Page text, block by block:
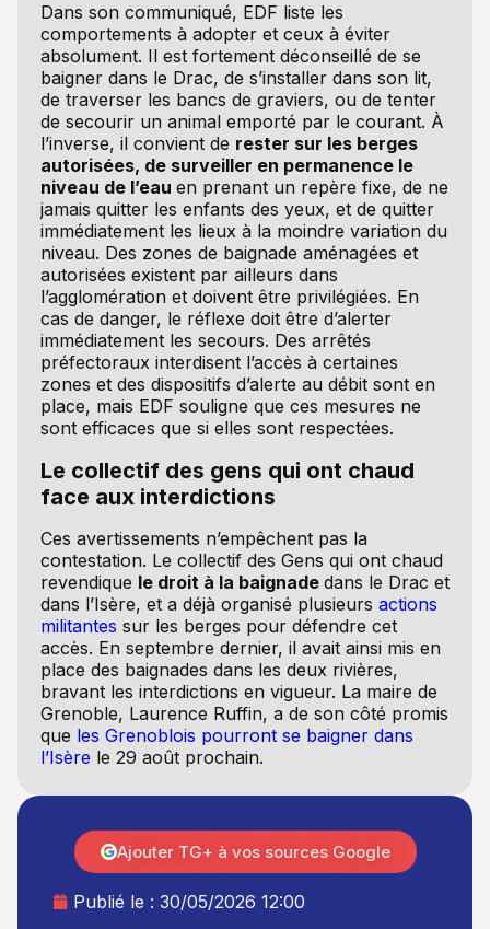
Dans son communiqué, EDF liste les
comportements à adopter et ceux à éviter
absolument. Il est fortement déconseillé de se
baigner dans le Drac, de s’installer dans son lit,
de traverser les bancs de graviers, ou de tenter
de secourir un animal emporté par le courant. À
l’inverse, il convient de rester sur les berges
autorisées, de surveiller en permanence le
niveau de l’eau en prenant un repère fixe, de ne
jamais quitter les enfants des yeux, et de quitter
immédiatement les lieux à la moindre variation du
niveau. Des zones de baignade aménagées et
autorisées existent par ailleurs dans
l’agglomération et doivent être privilégiées. En
cas de danger, le réflexe doit être d’alerter
immédiatement les secours. Des arrêtés
préfectoraux interdisent l’accès à certaines
zones et des dispositifs d’alerte au débit sont en
place, mais EDF souligne que ces mesures ne
sont efficaces que si elles sont respectées.
Le collectif des gens qui ont chaud
face aux interdictions
Ces avertissements n’empêchent pas la
contestation. Le collectif des Gens qui ont chaud
revendique le droit à la baignade dans le Drac et
dans l’Isère, et a déjà organisé plusieurs actions
militantes sur les berges pour défendre cet
accès. En septembre dernier, il avait ainsi mis en
place des baignades dans les deux rivières,
bravant les interdictions en vigueur. La maire de
Grenoble, Laurence Ruffin, a de son côté promis
que les Grenoblois pourront se baigner dans
l’Isère le 29 août prochain.
Publié le : 30/05/2026 12:00
Ajouter TG+ à vos sources Google